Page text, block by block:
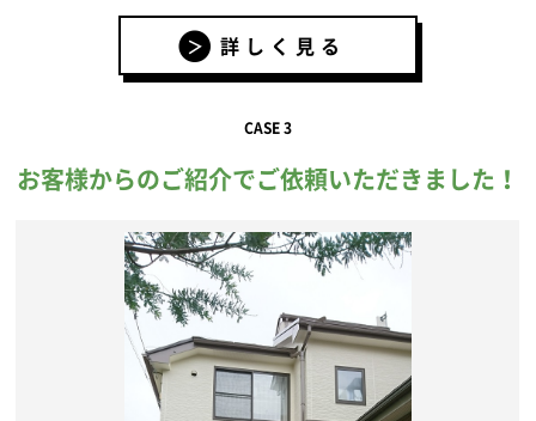
詳しく見る
CASE 3
お客様からのご紹介でご依頼いただきました！